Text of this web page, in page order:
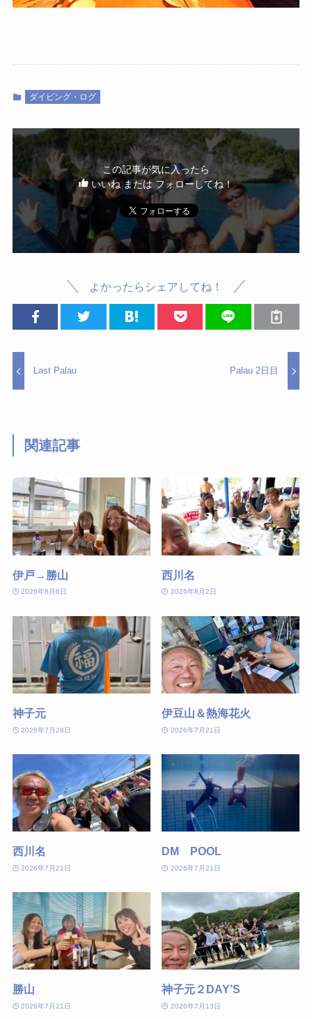
ダイビング・ログ
この記事が気に入ったら
いいね または フォローしてね！
よかったらシェアしてね！
Last Palau Palau 2日目
関連記事
伊戸→勝山
2026年8月6日
西川名
2026年8月2日
神子元
2026年7月28日
伊豆山＆熱海花火
2026年7月21日
西川名
2026年7月21日
DM POOL
2026年7月21日
勝山
2026年7月21日
神子元２DAY’S
2026年7月13日